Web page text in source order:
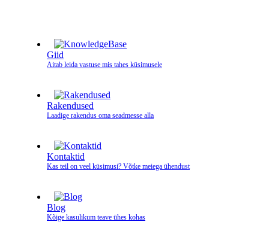
Giid
Aitab leida vastuse mis tahes küsimusele
Rakendused
Laadige rakendus oma seadmesse alla
Kontaktid
Kas teil on veel küsimusi? Võtke meiega ühendust
Blog
Kõige kasulikum teave ühes kohas